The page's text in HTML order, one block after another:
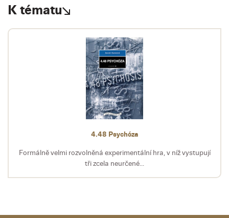
K tématu
4.48 Psychóza
Formálně velmi rozvolněná experimentální hra, v níž vystupují
tři zcela neurčené...